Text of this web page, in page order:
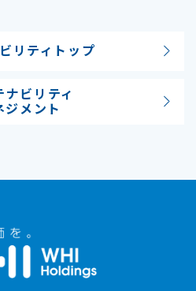
リティトップ
ナビリティ
ジメント